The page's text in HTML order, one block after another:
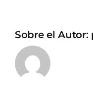
Sobre el Autor: